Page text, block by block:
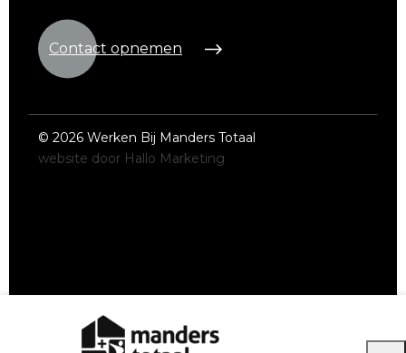
Contact opnemen
© 2026 Werken Bij Manders Totaal
website door Hallo Marketing